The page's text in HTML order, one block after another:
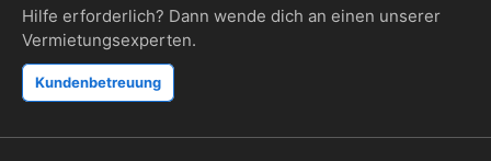
Hilfe erforderlich? Dann wende dich an einen unserer
Vermietungsexperten.
Kundenbetreuung